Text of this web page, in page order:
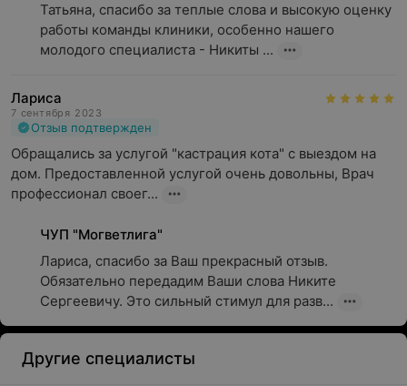
Татьяна, спасибо за теплые слова и высокую оценку
работы команды клиники, особенно нашего
молодого специалиста - Никиты ...
Лариса
7 сентября 2023
Отзыв подтвержден
Обращались за услугой "кастрация кота" с выездом на
дом. Предоставленной услугой очень довольны, Врач
профессионал своег...
ЧУП "Могветлига"
Лариса, спасибо за Ваш прекрасный отзыв.
Обязательно передадим Ваши слова Никите
Сергеевичу. Это сильный стимул для разв...
Другие специалисты